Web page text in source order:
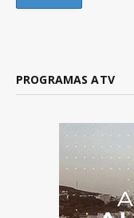
PROGRAMAS ATV